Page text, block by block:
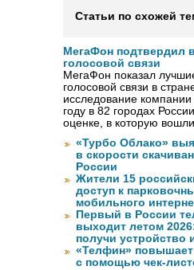
Статьи по схожей
МегаФон подтвердил
голосовой связи
МегаФон показал
голосовой связи в
исследование
году в 82 городах
оценке, в которую
«Турбо Облако»
в скорости
России
Жители 15
доступ к
мобильного
Первый в России
выходит летом
получи устройство
«Телфин» повышает
с помощью чек-